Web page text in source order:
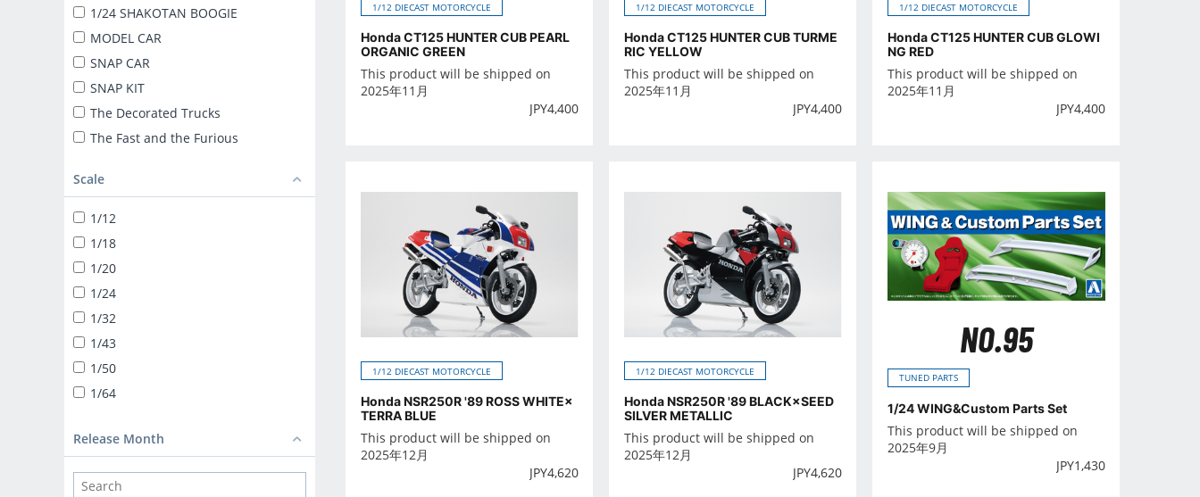
1/24 SHAKOTAN BOOGIE
MODEL CAR
SNAP CAR
SNAP KIT
The Decorated Trucks
The Fast and the Furious
TUNED CAR
SNAP KIT
SUPER CAR
1/24 LIBERTY WALK
TUNED PARTS
BIKE
1/12 DIECAST MOTORCYCLE
1/32 TRUCK-YAROU
1/32 VALUE DEKOTORA
DEKOTORA PARTS
1/64 MINIDEKO NEXT
1/24 CATERING MACHINES
Scale
1/12
1/18
1/20
1/24
1/32
1/43
1/50
1/64
Release Month
1/12 DIECAST MOTORCYCLE
Honda CT125 HUNTER CUB PEARL
ORGANIC GREEN
This product will be shipped on
2025年11月
JPY4,400
1/12 DIECAST MOTORCYCLE
Honda CT125 HUNTER CUB TURME
RIC YELLOW
This product will be shipped on
2025年11月
JPY4,400
1/12 DIECAST MOTORCYCLE
Honda CT125 HUNTER CUB GLOWI
NG RED
This product will be shipped on
2025年11月
JPY4,400
1/12 DIECAST MOTORCYCLE
Honda NSR250R '89 ROSS WHITE×
TERRA BLUE
This product will be shipped on
2025年12月
JPY4,620
1/12 DIECAST MOTORCYCLE
Honda NSR250R '89 BLACK×SEED
SILVER METALLIC
This product will be shipped on
2025年12月
JPY4,620
NO.95
TUNED PARTS
1/24 WING&Custom Parts Set
This product will be shipped on
2025年9月
JPY1,430